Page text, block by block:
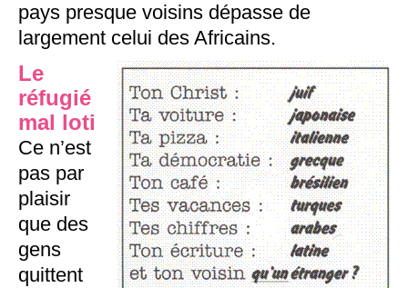
pays presque voisins dépasse de
largement celui des Africains.
Le
réfugié
mal loti
Ce n’est
pas par
plaisir
que des
gens
quittent